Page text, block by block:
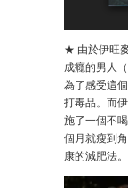
★ 由於伊旺
成癮的男人
為了感受這
打毒品。而
施了一個不
個月就瘦到
康的減肥法。